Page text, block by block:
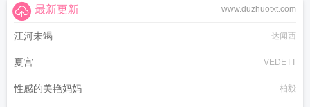
www.duzhuotxt.com
最新更新
江河未竭 达闻西
夏宫 VEDETT
性感的美艳妈妈 柏毅